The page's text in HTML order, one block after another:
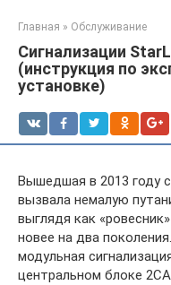
Главная » Обслуживание
Сигнализации
(инструкция по
установке)
Вышедшая в 2013 году
вызвала немалую
выглядя как
новее на два
модульная
центральном блоке